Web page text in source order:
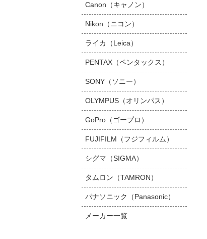
Canon（キャノン）
Nikon（ニコン）
ライカ（Leica）
PENTAX（ペンタックス）
SONY（ソニー）
OLYMPUS（オリンパス）
GoPro（ゴープロ）
FUJIFILM（フジフィルム）
シグマ（SIGMA）
タムロン（TAMRON）
パナソニック（Panasonic）
メーカー一覧